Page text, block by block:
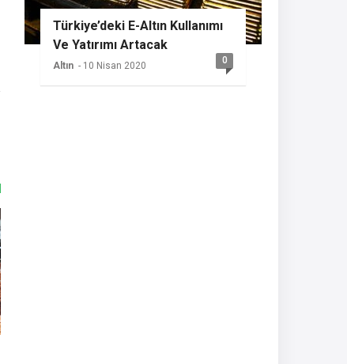
Türkiye’deki E-Altın Kullanımı
Ve Yatırımı Artacak
Altın - 10 Nisan 2020 0